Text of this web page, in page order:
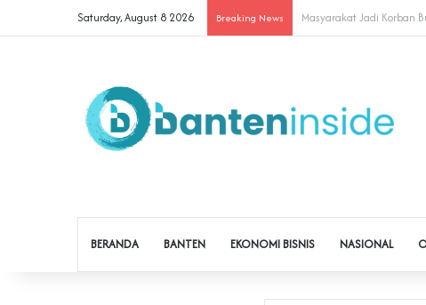
Saturday, August 8 2026 Breaking News Cegah Buruh Terjerat
BERANDA BANTEN EKONOMI BISNIS NASIONAL